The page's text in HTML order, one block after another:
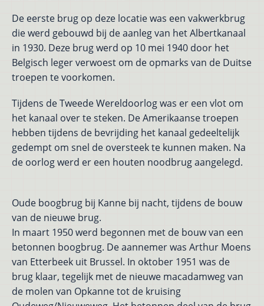
De eerste brug op deze locatie was een vakwerkbrug
die werd gebouwd bij de aanleg van het Albertkanaal
in 1930. Deze brug werd op 10 mei 1940 door het
Belgisch leger verwoest om de opmarks van de Duitse
troepen te voorkomen.
Tijdens de Tweede Wereldoorlog was er een vlot om
het kanaal over te steken. De Amerikaanse troepen
hebben tijdens de bevrijding het kanaal gedeeltelijk
gedempt om snel de oversteek te kunnen maken. Na
de oorlog werd er een houten noodbrug aangelegd.
Oude boogbrug bij Kanne bij nacht, tijdens de bouw
van de nieuwe brug.
In maart 1950 werd begonnen met de bouw van een
betonnen boogbrug. De aannemer was Arthur Moens
van Etterbeek uit Brussel. In oktober 1951 was de
brug klaar, tegelijk met de nieuwe macadamweg van
de molen van Opkanne tot de kruising